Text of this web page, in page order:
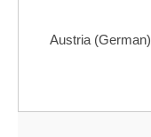
Austria (German)